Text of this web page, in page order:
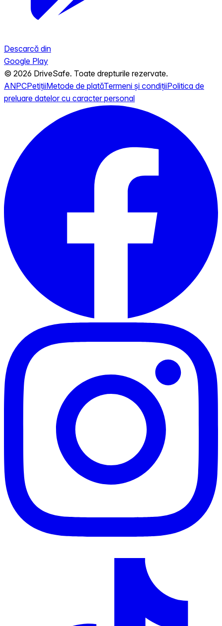
Descarcă din
Google Play
© 2026 DriveSafe. Toate drepturile rezervate.
ANPCPetițiiMetode de platăTermeni și condițiiPolitica de
preluare datelor cu caracter personal